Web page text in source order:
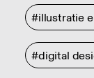
#illustratie
#digital